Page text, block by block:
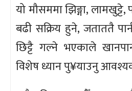
यो मौसममा झिङ्गा, लामखुट्टे,
बढी सक्रिय हुने, जताततै
छिट्टै गल्ने भएकाले
विशेष ध्यान पु¥याउनु